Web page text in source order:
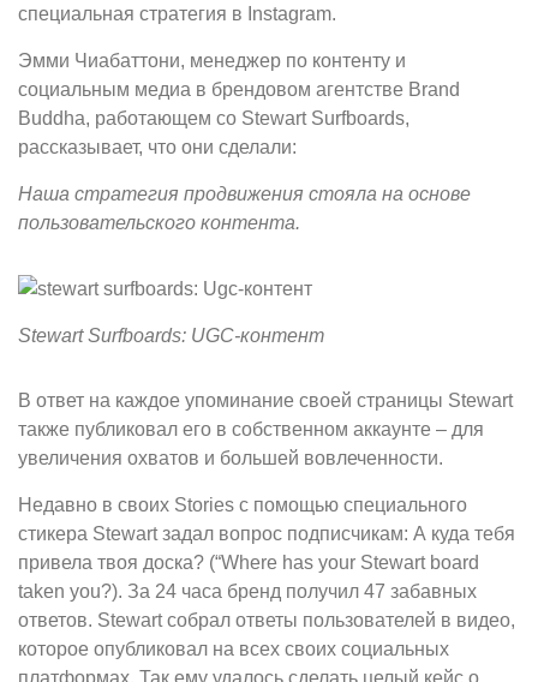
специальная стратегия в Instagram.
Эмми Чиабаттони, менеджер по контенту и
социальным медиа в брендовом агентстве Brand
Buddha, работающем со Stewart Surfboards,
рассказывает, что они сделали:
Наша стратегия продвижения стояла на основе
пользовательского контента.
Stewart Surfboards: UGC-контент
В ответ на каждое упоминание своей страницы Stewart
также публиковал его в собственном аккаунте – для
увеличения охватов и большей вовлеченности.
Недавно в своих Stories с помощью специального
стикера Stewart задал вопрос подписчикам: А куда тебя
привела твоя доска? (“Where has your Stewart board
taken you?). За 24 часа бренд получил 47 забавных
ответов. Stewart собрал ответы пользователей в видео,
которое опубликовал на всех своих социальных
платформах. Так ему удалось сделать целый кейс о